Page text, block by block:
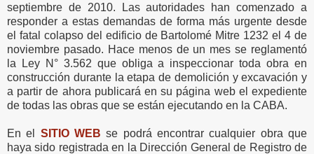
septiembre de 2010. Las autoridades han comenzado a
responder a estas demandas de forma más urgente desde
el fatal colapso del edificio de Bartolomé Mitre 1232 el 4 de
noviembre pasado. Hace menos de un mes se reglamentó
la Ley N° 3.562 que obliga a inspeccionar toda obra en
construcción durante la etapa de demolición y excavación y
a partir de ahora publicará en su página web el expediente
de todas las obras que se están ejecutando en la CABA.
En el SITIO WEB se podrá encontrar cualquier obra que
haya sido registrada en la Dirección General de Registro de